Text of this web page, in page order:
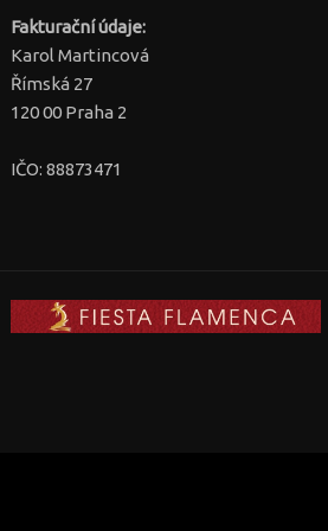
Fakturační údaje:
Karol Martincová
Římská 27
120 00 Praha 2
IČO: 88873471